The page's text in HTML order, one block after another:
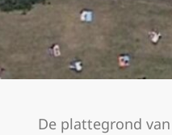
De plattegrond